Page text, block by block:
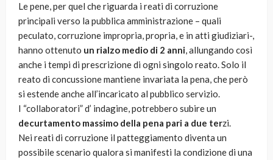
Le pene, per quel che riguarda i reati di corruzione
principali verso la pubblica amministrazione – quali
peculato, corruzione impropria, propria, e in atti giudiziari-,
hanno ottenuto un rialzo medio di 2 anni, allungando così
anche i tempi di prescrizione di ogni singolo reato. Solo il
reato di concussione mantiene invariata la pena, che però
si estende anche all’incaricato al pubblico servizio.
I “collaboratori” d’ indagine, potrebbero subire un
decurtamento massimo della pena pari a due terzi.
Nei reati di corruzione il patteggiamento diventa un
possibile scenario qualora si manifesti la condizione di una